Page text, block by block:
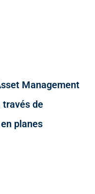
Management
través de
planes